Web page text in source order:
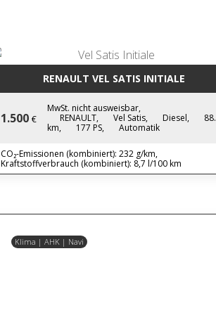
RENAULT VEL SATIS INITIALE
1.500 €
MwSt. nicht ausweisbar,
RENAULT,
Vel Satis, Diesel,
km,
177 PS, Automatik
CO₂-Emissionen (kombiniert): 232 g/km,
Kraftstoffverbrauch (kombiniert): 8,7 l/100 km
Klima | AHK | Navi